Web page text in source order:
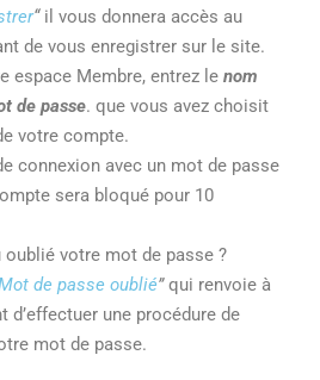
“il vous donnera accès au
de vous enregistrer sur le site.
espace Membre, entrez le nom
de passe. que vous avez choisit
votre compte.
connexion avec un mot de passe
sera bloqué pour 10
oublié votre mot de passe ?
de passe oublié”qui renvoie à
d’effectuer une procédure de
mot de passe.